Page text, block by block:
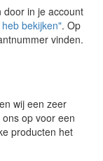
door in je account
bekijken". Op
vinden.
wij een zeer
ons op voor een
producten het